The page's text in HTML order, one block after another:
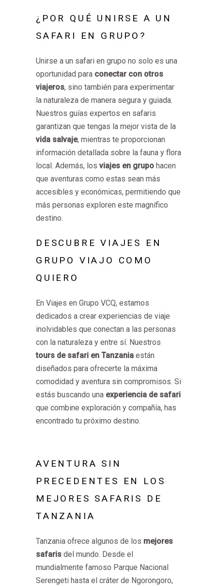
¿POR QUÉ UNIRSE A UN
SAFARI EN GRUPO?
Unirse a un safari en grupo no solo es una
oportunidad para conectar con otros
viajeros, sino también para experimentar
la naturaleza de manera segura y guiada.
Nuestros guías expertos en safaris
garantizan que tengas la mejor vista de la
vida salvaje, mientras te proporcionan
información detallada sobre la fauna y flora
local. Además, los viajes en grupo hacen
que aventuras como estas sean más
accesibles y económicas, permitiendo que
más personas exploren este magnífico
destino.
DESCUBRE VIAJES EN
GRUPO VIAJO COMO
QUIERO
En Viajes en Grupo VCQ, estamos
dedicados a crear experiencias de viaje
inolvidables que conectan a las personas
con la naturaleza y entre sí. Nuestros
tours de safari en Tanzania están
diseñados para ofrecerte la máxima
comodidad y aventura sin compromisos. Si
estás buscando una experiencia de safari
que combine exploración y compañía, has
encontrado tu próximo destino.
AVENTURA SIN
PRECEDENTES EN LOS
MEJORES SAFARIS DE
TANZANIA
Tanzania ofrece algunos de los mejores
safaris del mundo. Desde el
mundialmente famoso Parque Nacional
Serengeti hasta el cráter de Ngorongoro,